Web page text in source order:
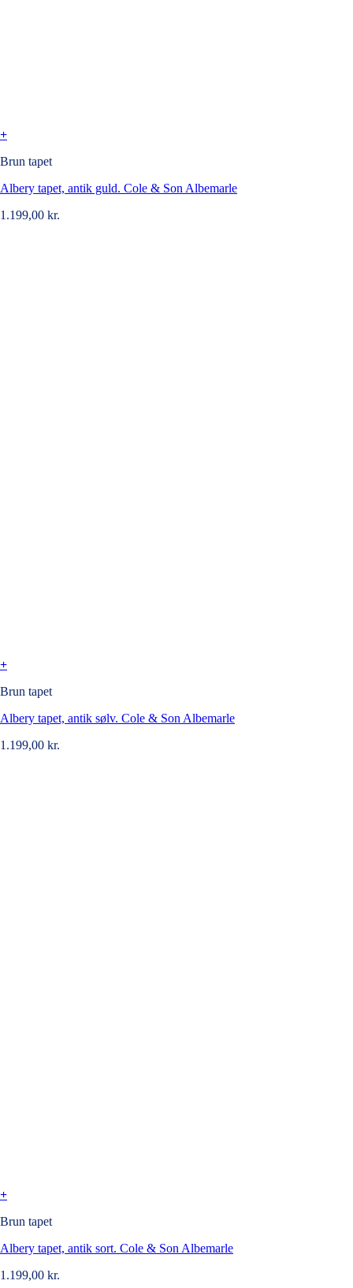
+
Brun tapet
Albery tapet, antik guld. Cole & Son Albemarle
1.199,00 kr.
+
Brun tapet
Albery tapet, antik sølv. Cole & Son Albemarle
1.199,00 kr.
+
Brun tapet
Albery tapet, antik sort. Cole & Son Albemarle
1.199,00 kr.